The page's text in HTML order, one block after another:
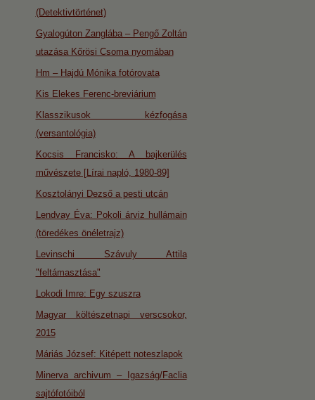
(Detektivtörténet)
Gyalogúton Zanglába – Pengő Zoltán
utazása Kőrösi Csoma nyomában
Hm – Hajdú Mónika fotórovata
Kis Elekes Ferenc-breviárium
Klasszikusok kézfogása
(versantológia)
Kocsis Francisko: A bajkerülés
művészete [Lírai napló, 1980-89]
Kosztolányi Dezső a pesti utcán
Lendvay Éva: Pokoli árviz hullámain
(töredékes önéletrajz)
Levinschi Szávuly Attila
"feltámasztása"
Lokodi Imre: Egy szuszra
Magyar költészetnapi verscsokor,
2015
Máriás József: Kitépett noteszlapok
Minerva archivum – Igazság/Faclia
sajtófotóiból